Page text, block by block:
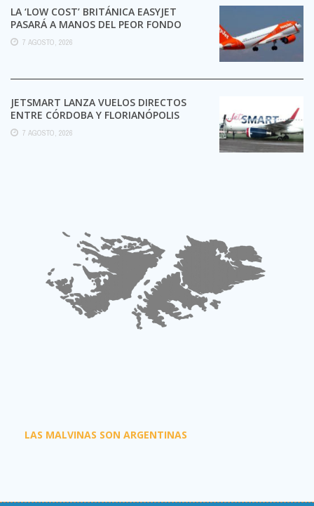
LA ‘LOW COST’ BRITÁNICA EASYJET
PASARÁ A MANOS DEL PEOR FONDO
POSIBLE:
7 AGOSTO, 2026
JETSMART LANZA VUELOS DIRECTOS
ENTRE CÓRDOBA Y FLORIANÓPOLIS
7 AGOSTO, 2026
LAS MALVINAS SON ARGENTINAS